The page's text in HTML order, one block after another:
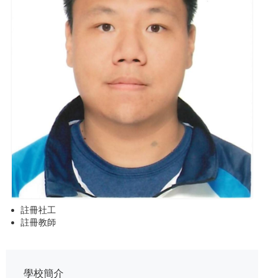
註冊社工
註冊教師
學校簡介